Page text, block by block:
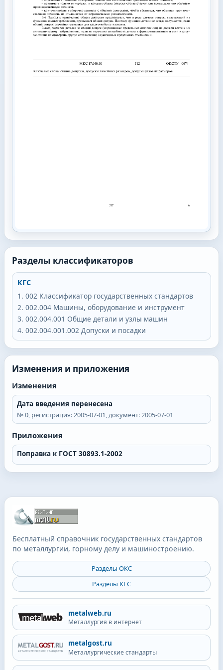
Разделы классификаторов
КГС
002 Классификатор государственных стандартов
002.004 Машины, оборудование и инструмент
002.004.001 Общие детали и узлы машин
002.004.001.002 Допуски и посадки
Изменения и приложения
Изменения
Дата введения перенесена
№0, регистрация:2005-07-01, документ:2005-07-01
Приложения
Поправка к ГОСТ 30893.1-2002
Бесплатный справочник государственных стандартов
по металлургии, горному делу и машиностроению.
Разделы ОКС
Разделы КГС
metalweb.ru
Металлургия в интернет
metalgost.ru
Металлургические стандарты